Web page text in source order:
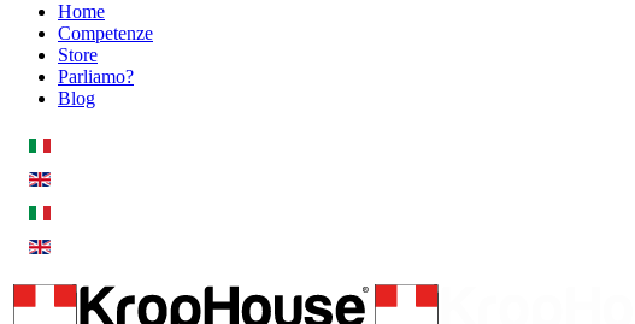
Home
Competenze
Store
Parliamo?
Blog